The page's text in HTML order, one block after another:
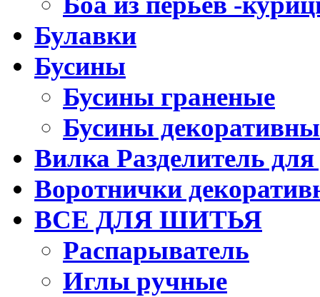
Булавки
Бусины
Бусины граненые
Бусины
Вилка Разделитель для
Воротнички
ВСЕ ДЛЯ ШИТЬЯ
Распарыватель
Иглы ручные